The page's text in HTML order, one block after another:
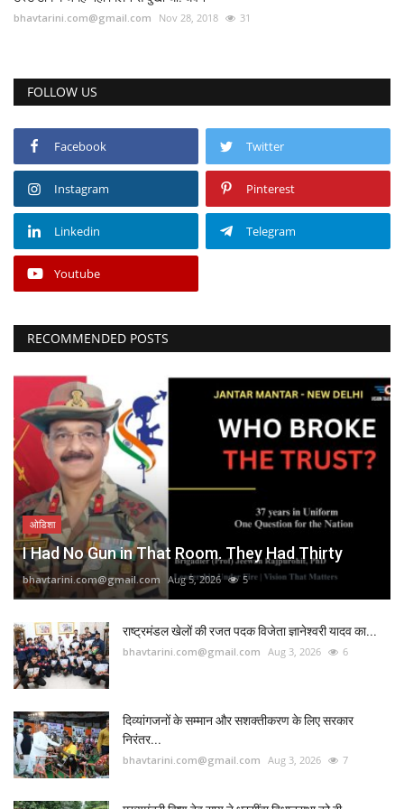
bhavtarini.com@gmail.com Nov 28, 2018 31
FOLLOW US
Facebook Twitter
Instagram Pinterest
Linkedin Telegram
Youtube
RECOMMENDED POSTS
ओडिशा
I Had No Gun in That Room. They Had Thirty
bhavtarini.com@gmail.com Aug 5, 2026 5
राष्ट्रमंडल खेलों की रजत पदक विजेता ज्ञानेश्वरी यादव का...
bhavtarini.com@gmail.com Aug 3, 2026 6
दिव्यांगजनों के सम्मान और सशक्तीकरण के लिए सरकार
निरंतर...
bhavtarini.com@gmail.com Aug 3, 2026 7